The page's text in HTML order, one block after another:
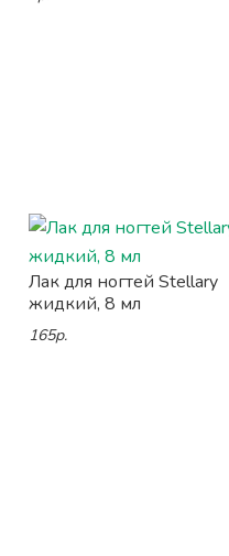
Лак для ногтей Stellary
жидкий, 8 мл
165р.